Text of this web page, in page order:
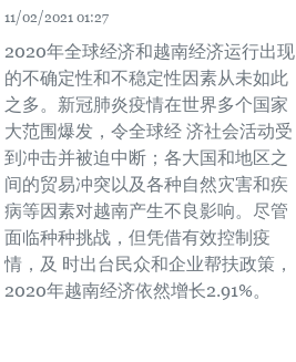
11/02/2021 01:27
2020年全球经济和越南经济运行出现
的不确定性和不稳定性因素从未如此
之多。新冠肺炎疫情在世界多个国家
大范围爆发，令全球经 济社会活动受
到冲击并被迫中断；各大国和地区之
间的贸易冲突以及各种自然灾害和疾
病等因素对越南产生不良影响。尽管
面临种种挑战，但凭借有效控制疫
情，及 时出台民众和企业帮扶政策，
2020年越南经济依然增长2.91%。